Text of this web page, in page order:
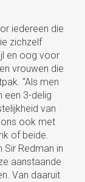
iedereen die
zichzelf
en oog voor
vrouwen die
“Als men
een 3-delig
van
ook met
of beide.
Redman in
aanstaande
Van daaruit